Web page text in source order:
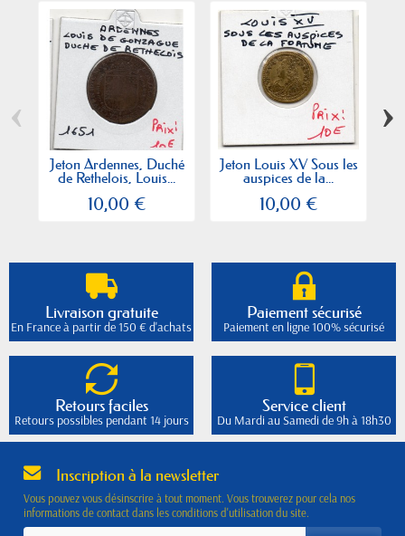
Jeton Ardennes, Duché
de Rethelois, Louis...
10,00 €
Jeton Louis XV Sous les
auspices de la...
10,00 €
‹ ›
Livraison gratuite
En France à partir de 150 € d'achats
Paiement sécurisé
Paiement en ligne 100% sécurisé
Retours faciles
Retours possibles pendant 14 jours
Service client
Du Mardi au Samedi de 9h à 18h30
Inscription à la newsletter
Vous pouvez vous désinscrire à tout moment. Vous trouverez pour cela nos
informations de contact dans les conditions d'utilisation du site.